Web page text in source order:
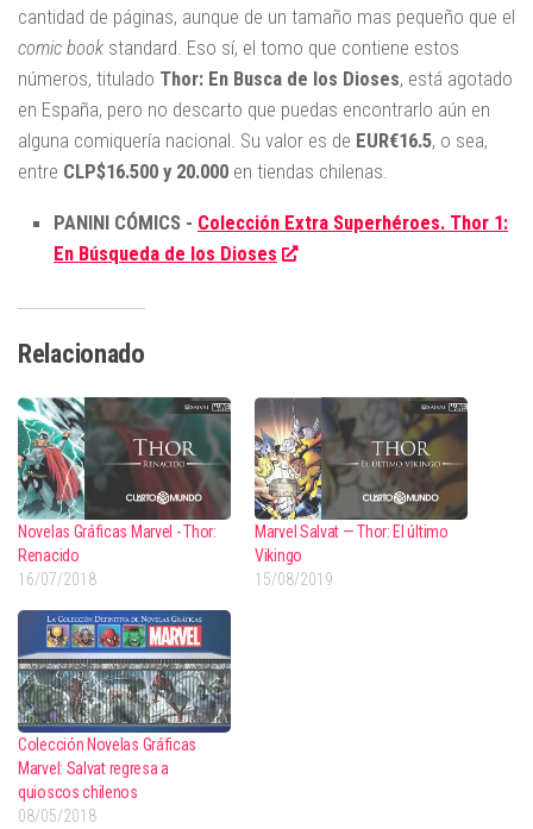
cantidad de páginas, aunque de un tamaño mas pequeño que el
comic book standard. Eso sí, el tomo que contiene estos
números, titulado Thor: En Busca de los Dioses, está agotado
en España, pero no descarto que puedas encontrarlo aún en
alguna comiquería nacional. Su valor es de EUR€16.5, o sea,
entre CLP$16.500 y 20.000 en tiendas chilenas.
PANINI CÓMICS - Colección Extra Superhéroes. Thor 1:
En Búsqueda de los Dioses
Relacionado
Novelas Gráficas Marvel - Thor:
Renacido
16/07/2018
Marvel Salvat — Thor: El último
Vikingo
15/08/2019
Colección Novelas Gráficas
Marvel: Salvat regresa a
quioscos chilenos
08/05/2018